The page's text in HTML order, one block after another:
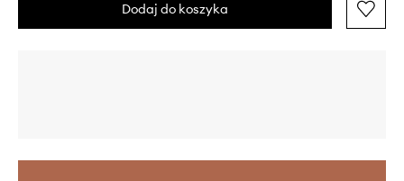
Dodaj do koszyka